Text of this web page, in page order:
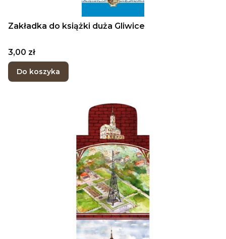
Zakładka do książki duża Gliwice
Cena
3,00 zł
Do koszyka